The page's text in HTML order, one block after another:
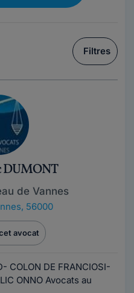
Filtres
de Vannes
56000
avocat
COLON DE FRANCIOSI-
ONNO Avocats au